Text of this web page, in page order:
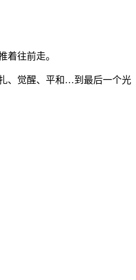
着往前走。
、觉醒、平和…到最后一个光